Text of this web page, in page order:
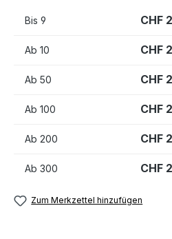
Bis 9 CHF
Ab 10 CHF
Ab 50 CHF
Ab 100 CHF
Ab 200 CHF
Ab 300 CHF
Zum Merkzettel hinzufügen